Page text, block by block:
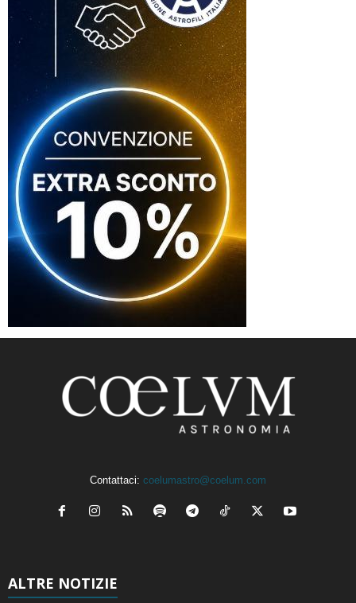
Contattaci: coelumastro@coelum.com
ALTRE NOTIZIE